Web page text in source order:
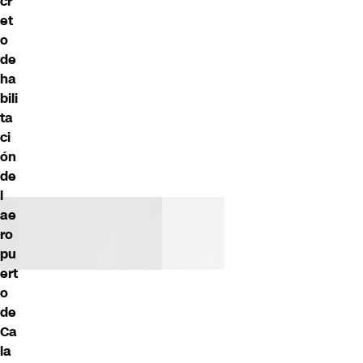
et
o
de
ha
bili
ta
ci
ón
de
l
ae
ro
pu
ert
o
de
Ca
la